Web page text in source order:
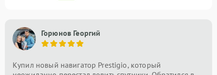
Горюнов Георгий
Купил новый навигатор Prestigio, который